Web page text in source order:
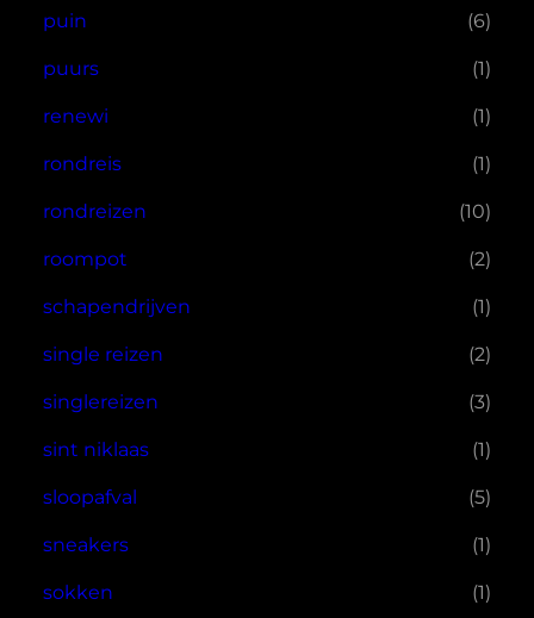
puin (6)
puurs (1)
renewi (1)
rondreis (1)
rondreizen (10)
roompot (2)
schapendrijven (1)
single reizen (2)
singlereizen (3)
sint niklaas (1)
sloopafval (5)
sneakers (1)
sokken (1)